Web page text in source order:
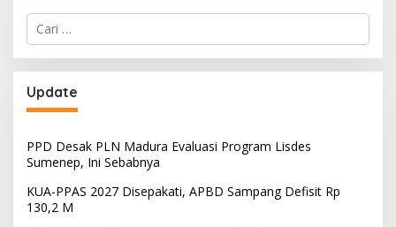
Cari
untuk:
Update
PPD Desak PLN Madura Evaluasi Program Lisdes
Sumenep, Ini Sebabnya
KUA-PPAS 2027 Disepakati, APBD Sampang Defisit Rp
130,2 M